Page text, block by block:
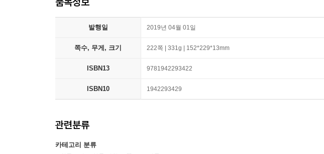
발행일 2019년 04월 01일
쪽수, 무게, 크기 222쪽 | 331g | 152*229*13mm
ISBN13 9781942293422
ISBN10 1942293429
관련분류
카테고리 분류